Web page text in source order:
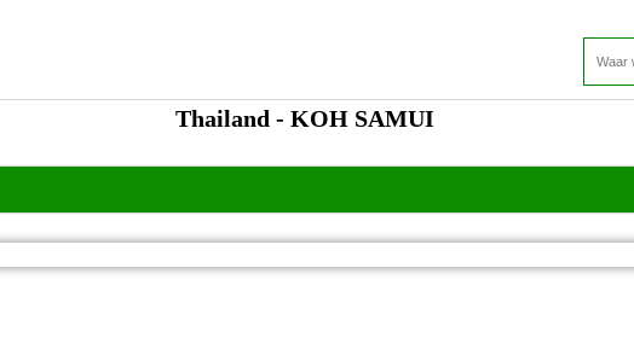
Thailand - KOH SAMUI